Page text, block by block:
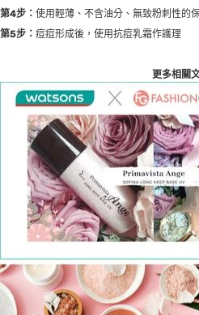
第4步： 使用輕薄、不含油分、無致粉刺性的
第5步： 痘痘形成後，使用抗痘乳霜作護理
更多相關